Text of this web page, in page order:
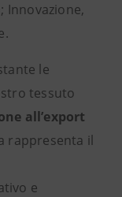
Innovazione,
le
tessuto
all’export
rappresenta il
e